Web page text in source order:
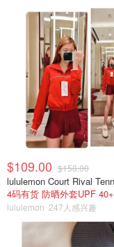
$109.00 $158.00
4码有货 防晒外套UPF 40+
lululemon 247人感兴趣